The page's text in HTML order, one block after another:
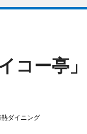
コー亭
ダイニング